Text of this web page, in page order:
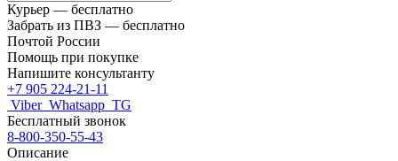
Курьер — бесплатно
Забрать из ПВЗ — бесплатно
Почтой России
Помощь при покупке
Напишите консультанту
+7 905 224-21-11
Viber Whatsapp TG
Бесплатный звонок
8-800-350-55-43
Описание